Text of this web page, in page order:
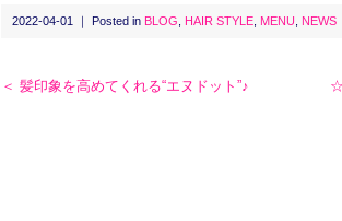
2022-04-01 ｜ Posted in BLOG HAIR STYLE MENU NEWS
＜ 髪印象を高めてくれる“エヌドット”♪ ☆